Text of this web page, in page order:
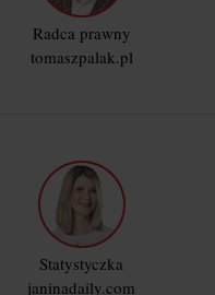
Radca prawny
tomaszpalak.pl
Statystyczka
janinadaily.com